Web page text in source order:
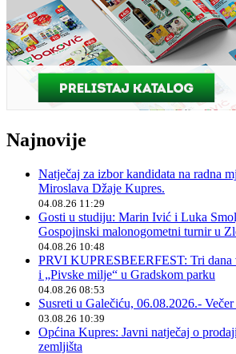
Najnovije
Natječaj za izbor kandidata na radna
Miroslava Džaje Kupres.
04.08.26 11:29
Gosti u studiju: Marin Ivić i Luka
Gospojinski malonogometni turnir u
04.08.26 10:48
PRVI KUPRESBEERFEST: Tri dana
i „Pivske milje“ u Gradskom parku
04.08.26 08:53
Susreti u Galečiću, 06.08.2026.-
03.08.26 10:39
Općina Kupres: Javni natječaj o
zemljišta